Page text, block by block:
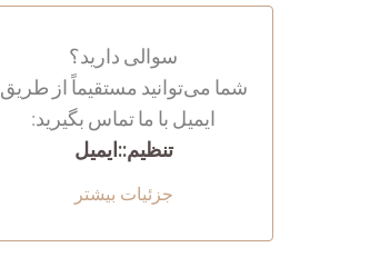
سوالی دارید؟
شما می‌توانید مستقیماً از طریق
ایمیل با ما تماس بگیرید:
تنظیم::ایمیل
جزئیات بیشتر